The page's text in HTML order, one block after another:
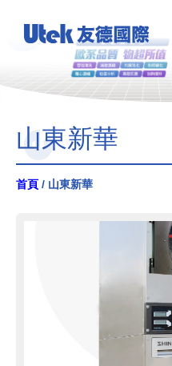
山東新華
首頁 / 山東新華